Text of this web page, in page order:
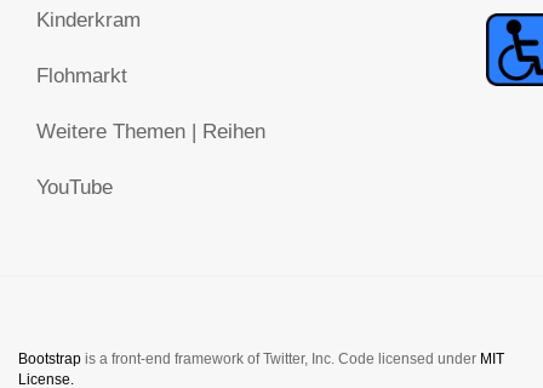
Kinderkram
Flohmarkt
Weitere Themen | Reihen
YouTube
Bootstrap is a front-end framework of Twitter, Inc. Code licensed under MIT
License.